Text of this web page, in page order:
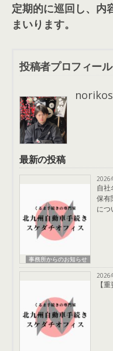
定期的に巡回し、内
まいります。
投稿者プロフィール
最新の投稿
事務所からのお知らせ
2026
自社
保有
につ
2026
【